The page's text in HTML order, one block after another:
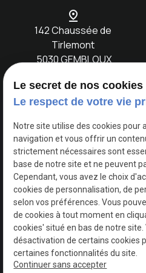
pin_drop
142 Chaussée de
Tirlemont
5030 GEMBLOUX
Accueil
Notre Location
Mentions légales
Politique de
confidentialité
Gestion
des
cookies
Plan du
site
Le secret de nos cookies
Le respect de votre vie
Notre site utilise des cookies pour
navigation et vous offrir un
strictement nécessaires sont
base de notre site et ne peuvent
Cependant, vous avez le choix
cookies de personnalisation, de
selon vos préférences. Vous
de cookies à tout moment en
cookies' situé en bas de notre
désactivation de certains cookies
certaines fonctionnalités du site.
Continuer sans accepter